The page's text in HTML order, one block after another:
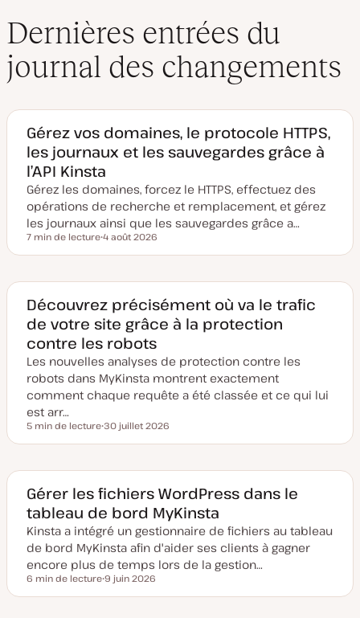
Dernières entrées du
journal des changements
Gérez vos domaines, le protocole HTTPS,
les journaux et les sauvegardes grâce à
l’API Kinsta
Gérez les domaines, forcez le HTTPS, effectuez des
opérations de recherche et remplacement, et gérez
les journaux ainsi que les sauvegardes grâce a…
Temps de lecture
7 min de lecture
a
e
e
m
i
s
e
à
j
o
u
r
4 août 2026
Découvrez précisément où va le trafic
de votre site grâce à la protection
contre les robots
Les nouvelles analyses de protection contre les
robots dans MyKinsta montrent exactement
comment chaque requête a été classée et ce qui lui
est arr…
Temps de lecture
5 min de lecture
a
e
e
m
i
s
e
à
j
o
u
r
30 juillet 2026
Gérer les fichiers WordPress dans le
tableau de bord MyKinsta
Kinsta a intégré un gestionnaire de fichiers au tableau
de bord MyKinsta afin d'aider ses clients à gagner
encore plus de temps lors de la gestion…
Temps de lecture
6 min de lecture
a
9 juin 2026